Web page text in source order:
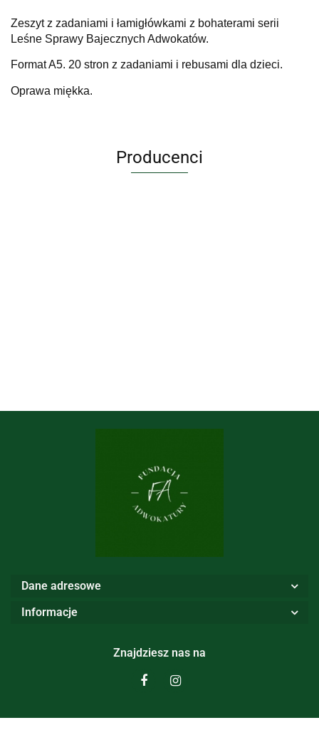
Zeszyt z zadaniami i łamigłówkami z bohaterami serii
Leśne Sprawy Bajecznych Adwokatów.
Format A5. 20 stron z zadaniami i rebusami dla dzieci.
Oprawa miękka.
Producenci
Dane adresowe
Informacje
Znajdziesz nas na